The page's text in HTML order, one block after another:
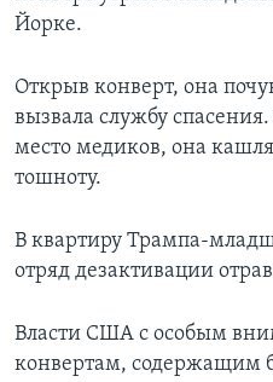
Йорке.
Открыв конверт, она
вызвала службу
место медиков, она
тошноту.
В квартиру Трампа-
отряд дезактивации
Власти США с особым
конвертам, содержащим